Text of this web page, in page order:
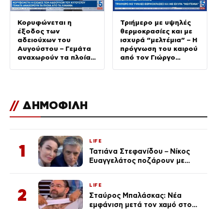
Κορυφώνεται η
έξοδος των
αδειούχων του
Αυγούστου – Γεμάτα
αναχωρούν τα πλοία
Τριήμερο με υψηλές
θερμοκρασίες και με
ισχυρά “μελτέμια” – Η
πρόγνωση του καιρού
από τον Γιώργο
// ΔΗΜΟΦΙΛΗ
1
LIFE
Τατιάνα Στεφανίδου – Νίκος
Ευαγγελάτος ποζάρουν με
2
LIFE
Σταύρος Μπαλάσκας: Νέα
εμφάνιση μετά τον χαμό στο